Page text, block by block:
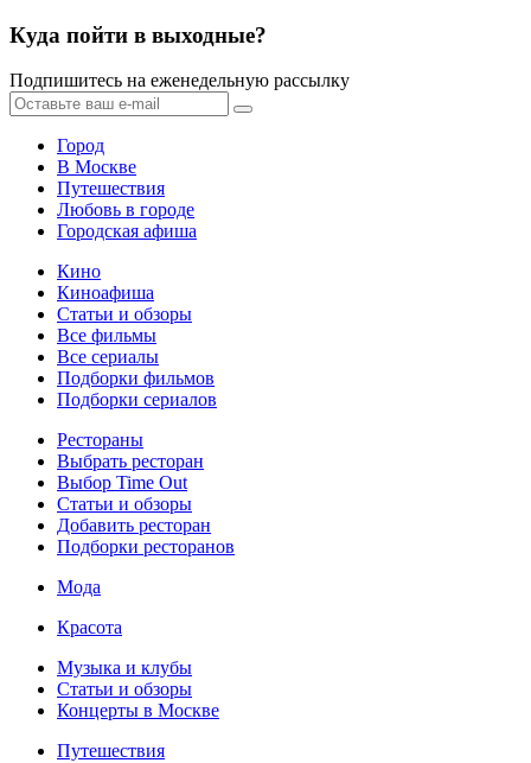
Куда пойти в выходные?
Подпишитесь на еженедельную рассылку
Город
В Москве
Путешествия
Любовь в городе
Городская афиша
Кино
Киноафиша
Статьи и обзоры
Все фильмы
Все сериалы
Подборки фильмов
Подборки сериалов
Рестораны
Выбрать ресторан
Выбор Time Out
Статьи и обзоры
Добавить ресторан
Подборки ресторанов
Мода
Красота
Музыка и клубы
Статьи и обзоры
Концерты в Москве
Путешествия